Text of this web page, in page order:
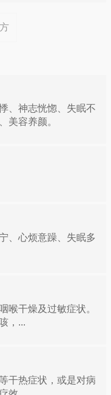
日1剂，水煎分3～
。将川贝母砸碎，
内，倒入刚沸的开
日上午、下午各服1
痰或痰少而黏，难以
冰糖调味食用。适用
的干咳，以及肺结
安，肺气肿，咯血，
健脑、清肠利便、解
功效。
悸、神志恍惚及食欲
蛋1枚。
喘、水肿、脚气、胀
、神志恍惚、失眠不
美容养颜。
、心烦意躁、失眠多
喉干燥及过敏症状。
，...
干热症状，或是对病